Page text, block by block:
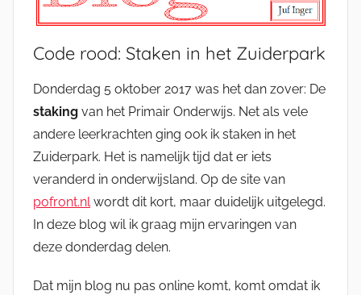
Code rood: Staken in het Zuiderpark
Donderdag 5 oktober 2017 was het dan zover: De
staking van het Primair Onderwijs. Net als vele
andere leerkrachten ging ook ik staken in het
Zuiderpark. Het is namelijk tijd dat er iets
veranderd in onderwijsland. Op de site van
pofront.nlwordt dit kort, maar duidelijk uitgelegd.
In deze blog wil ik graag mijn ervaringen van
deze donderdag delen.
Dat mijn blog nu pas online komt, komt omdat ik